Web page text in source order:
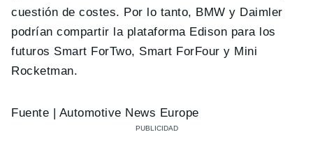
cuestión de costes. Por lo tanto, BMW y Daimler
podrían compartir la plataforma Edison para los
futuros Smart ForTwo, Smart ForFour y Mini
Rocketman.
Fuente | Automotive News Europe